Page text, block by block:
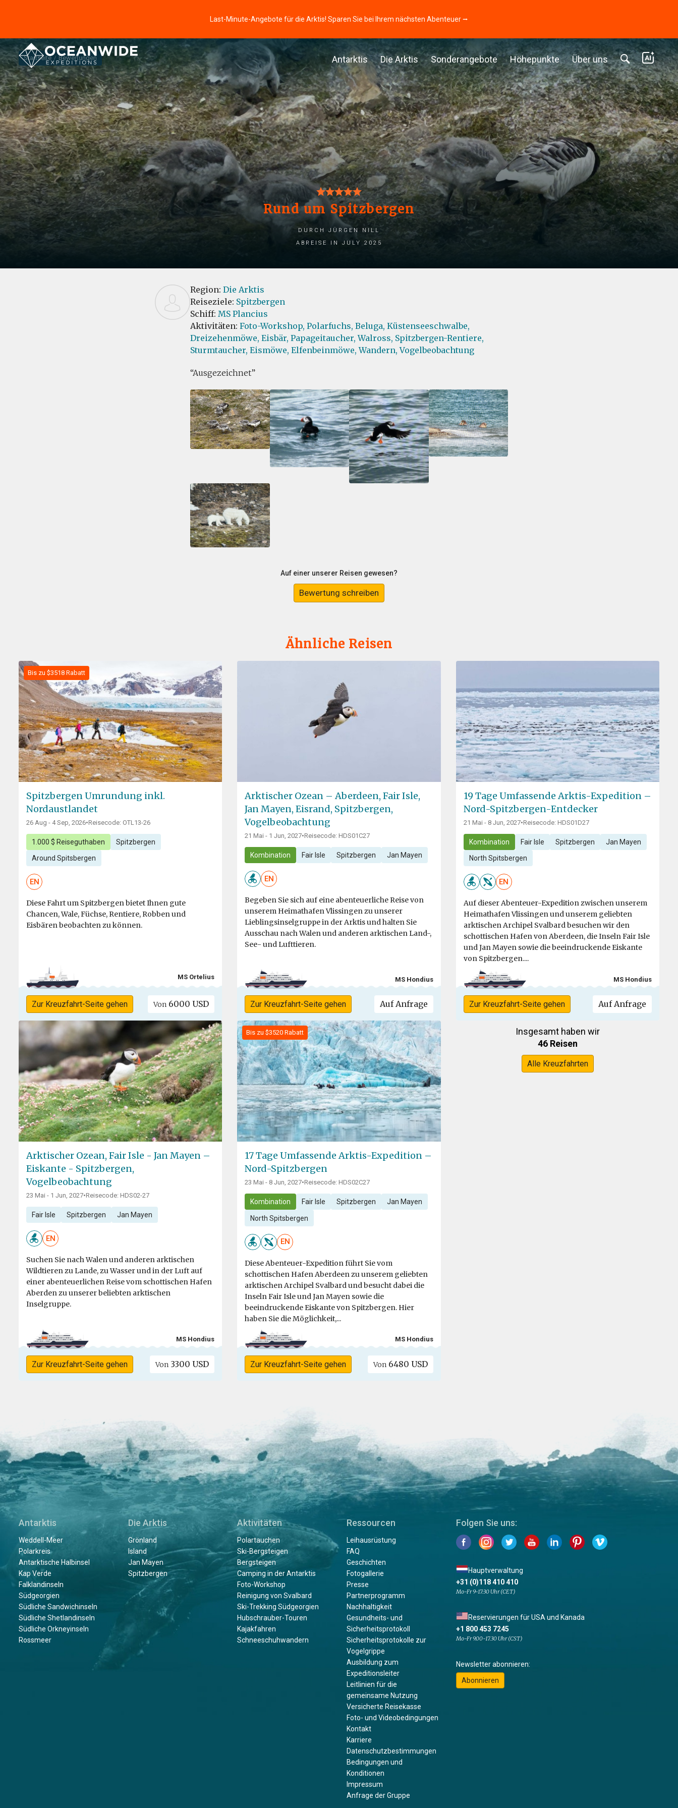
Last-Minute-Angebote für die Arktis! Sparen Sie bei Ihrem nächsten Abenteuer ⭢
Antarktis Die Arktis Sonderangebote Höhepunkte Über uns
Startseite Bewertungen
Rund um Spitzbergen
durch Jürgen Nill
Abreise in July 2025
Region: Die Arktis
Reiseziele: Spitzbergen
Schiff: MS Plancius
Aktivitäten: Foto-Workshop, Polarfuchs, Beluga, Küstenseeschwalbe,
Dreizehenmöwe, Eisbär, Papageitaucher, Walross, Spitzbergen-Rentiere,
Sturmtaucher, Eismöwe, Elfenbeinmöwe, Wandern, Vogelbeobachtung
Ausgezeichnet
Auf einer unserer Reisen gewesen?
Bewertung schreiben
Ähnliche Reisen
Bis zu $3518 Rabatt
Spitzbergen Umrundung inkl.
Nordaustlandet
26 Aug - 4 Sep, 2026•Reisecode: OTL13-26
1.000 $ Reiseguthaben Spitzbergen
Around Spitsbergen
EN
Diese Fahrt um Spitzbergen bietet Ihnen gute
Chancen, Wale, Füchse, Rentiere, Robben und
Eisbären beobachten zu können.
MS Ortelius
Zur Kreuzfahrt-Seite gehen Von 6000 USD
Arktischer Ozean – Aberdeen, Fair Isle,
Jan Mayen, Eisrand, Spitzbergen,
Vogelbeobachtung
21 Mai - 1 Jun, 2027•Reisecode: HDS01C27
Kombination Fair Isle Spitzbergen Jan Mayen
EN
Begeben Sie sich auf eine abenteuerliche Reise von
unserem Heimathafen Vlissingen zu unserer
Lieblingsinselgruppe in der Arktis und halten Sie
Ausschau nach Walen und anderen arktischen Land-,
See- und Lufttieren.
MS Hondius
Zur Kreuzfahrt-Seite gehen Auf Anfrage
19 Tage Umfassende Arktis-Expedition –
Nord-Spitzbergen-Entdecker
21 Mai - 8 Jun, 2027•Reisecode: HDS01D27
Kombination Fair Isle Spitzbergen Jan Mayen
North Spitsbergen
EN
Auf dieser Abenteuer-Expedition zwischen unserem
Heimathafen Vlissingen und unserem geliebten
arktischen Archipel Svalbard besuchen wir den
schottischen Hafen von Aberdeen, die Inseln Fair Isle
und Jan Mayen sowie die beeindruckende Eiskante
von Spitzbergen....
MS Hondius
Zur Kreuzfahrt-Seite gehen Auf Anfrage
Arktischer Ozean, Fair Isle - Jan Mayen –
Eiskante - Spitzbergen,
Vogelbeobachtung
23 Mai - 1 Jun, 2027•Reisecode: HDS02-27
Fair Isle Spitzbergen Jan Mayen
EN
Suchen Sie nach Walen und anderen arktischen
Wildtieren zu Lande, zu Wasser und in der Luft auf
einer abenteuerlichen Reise vom schottischen Hafen
Aberden zu unserer beliebten arktischen
Inselgruppe.
MS Hondius
Zur Kreuzfahrt-Seite gehen Von 3300 USD
Bis zu $3520 Rabatt
17 Tage Umfassende Arktis-Expedition –
Nord-Spitzbergen
23 Mai - 8 Jun, 2027•Reisecode: HDS02C27
Kombination Fair Isle Spitzbergen Jan Mayen
North Spitsbergen
EN
Diese Abenteuer-Expedition führt Sie vom
schottischen Hafen Aberdeen zu unserem geliebten
arktischen Archipel Svalbard und besucht dabei die
Inseln Fair Isle und Jan Mayen sowie die
beeindruckende Eiskante von Spitzbergen. Hier
haben Sie die Möglichkeit,...
MS Hondius
Zur Kreuzfahrt-Seite gehen Von 6480 USD
Insgesamt haben wir
46 Reisen
Alle Kreuzfahrten
Antarktis
Weddell-Meer
Polarkreis
Antarktische Halbinsel
Kap Verde
Falklandinseln
Südgeorgien
Südliche Sandwichinseln
Südliche Shetlandinseln
Südliche Orkneyinseln
Rossmeer
Die Arktis
Grönland
Island
Jan Mayen
Spitzbergen
Aktivitäten
Polartauchen
Ski-Bergsteigen
Bergsteigen
Camping in der Antarktis
Foto-Workshop
Reinigung von Svalbard
Ski-Trekking Südgeorgien
Hubschrauber-Touren
Kajakfahren
Schneeschuhwandern
Ressourcen
Leihausrüstung
FAQ
Geschichten
Fotogallerie
Presse
Partnerprogramm
Nachhaltigkeit
Gesundheits- und
Sicherheitsprotokoll
Sicherheitsprotokolle zur
Vogelgrippe
Ausbildung zum
Expeditionsleiter
Leitlinien für die
gemeinsame Nutzung
Versicherte Reisekasse
Foto- und Videobedingungen
Kontakt
Karriere
Datenschutzbestimmungen
Bedingungen und
Konditionen
Impressum
Anfrage der Gruppe
Folgen Sie uns:
Hauptverwaltung
+31 (0)118 410 410
Mo-Fr 9-17:30 Uhr (CET)
Reservierungen für USA und Kanada
+1 800 453 7245
Mo-Fr 9.00-17.30 Uhr (CST)
Newsletter abonnieren:
Abonnieren